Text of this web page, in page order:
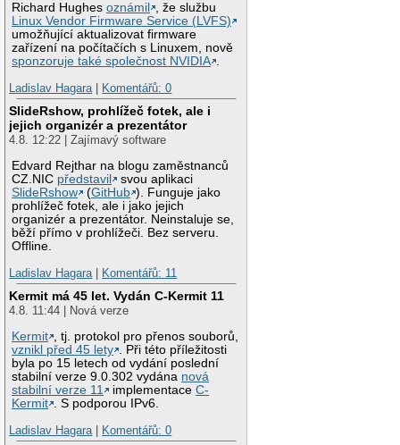
Richard Hughesoznámil
, že službu
Linux Vendor Firmware Service (LVFS)
umožňující aktualizovat firmware
zařízení na počítačích s Linuxem, nově
sponzoruje také společnost NVIDIA .
Ladislav Hagara | Komentářů: 0
SlideRshow, prohlížeč fotek, ale i
jejich organizér a prezentátor
4.8. 12:22 | Zajímavý software
Edvard Rejthar na blogu zaměstnanců
CZ.NIC představil
svou aplikaci
SlideRshow
(GitHub ). Funguje jako
prohlížeč fotek, ale i jako jejich
organizér a prezentátor. Neinstaluje se,
běží přímo v prohlížeči. Bez serveru.
Offline.
Ladislav Hagara | Komentářů: 11
Kermit má 45 let. Vydán C-Kermit 11
4.8. 11:44 | Nová verze
Kermit , tj. protokol pro přenos souborů,
vznikl před 45 lety . Při této příležitosti
byla po 15 letech od vydání poslední
stabilní verze 9.0.302 vydána nová
stabilní verze 11
implementaceC-
Kermit . S podporou IPv6.
Ladislav Hagara | Komentářů: 0